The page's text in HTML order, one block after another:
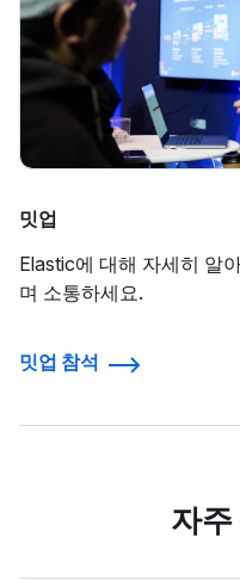
밋업
Elastic에 대해 자세히 알
며 소통하세요.
밋업 참석
자주